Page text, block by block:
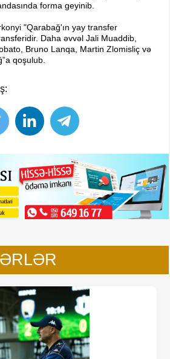
forma geyinib.
"Qarabağ'ın yay transfer
Daha əvvəl Jali Muaddib,
Bruno Lanqa, Martin Zlomisliç və
qoşulub.